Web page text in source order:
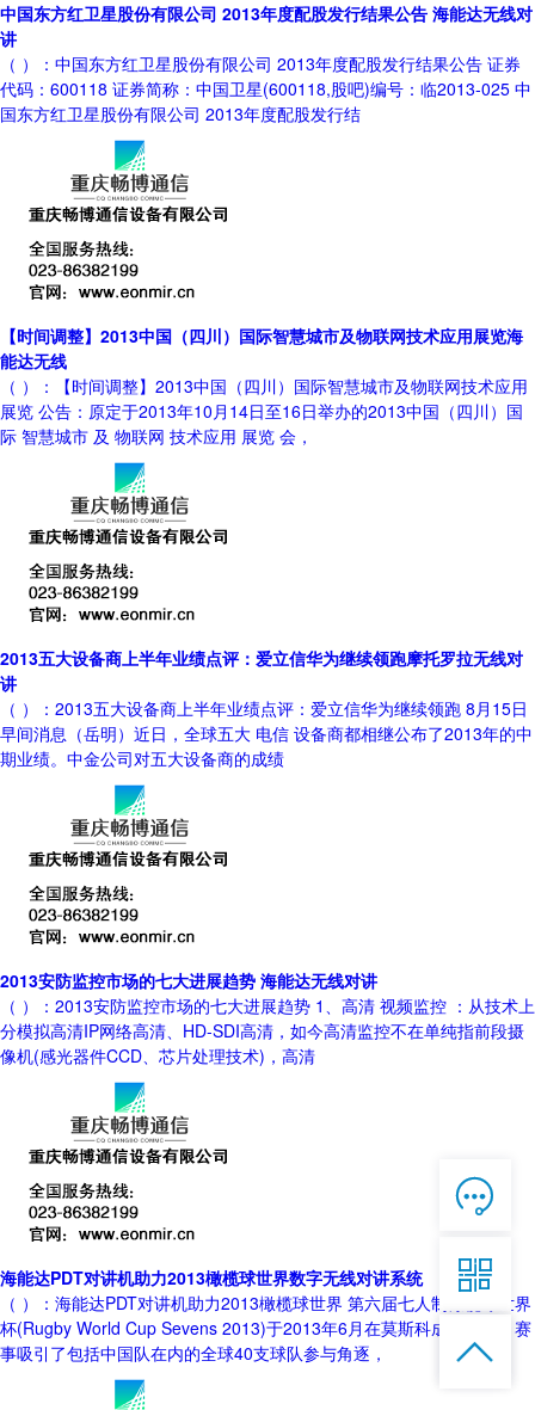
中国东方红卫星股份有限公司 2013年度配股发行结果公告 海能达无线对
讲
（ ）：中国东方红卫星股份有限公司 2013年度配股发行结果公告 证券
代码：600118 证券简称：中国卫星(600118,股吧)编号：临2013-025 中
国东方红卫星股份有限公司 2013年度配股发行结
【时间调整】2013中国（四川）国际智慧城市及物联网技术应用展览海
能达无线
（ ）：【时间调整】2013中国（四川）国际智慧城市及物联网技术应用
展览 公告：原定于2013年10月14日至16日举办的2013中国（四川）国
际 智慧城市 及 物联网 技术应用 展览 会，
2013五大设备商上半年业绩点评：爱立信华为继续领跑摩托罗拉无线对
讲
（ ）：2013五大设备商上半年业绩点评：爱立信华为继续领跑 8月15日
早间消息（岳明）近日，全球五大 电信 设备商都相继公布了2013年的中
期业绩。中金公司对五大设备商的成绩
2013安防监控市场的七大进展趋势 海能达无线对讲
（ ）：2013安防监控市场的七大进展趋势 1、高清 视频监控 ：从技术上
分模拟高清IP网络高清、HD-SDI高清，如今高清监控不在单纯指前段摄
像机(感光器件CCD、芯片处理技术)，高清
海能达PDT对讲机助力2013橄榄球世界数字无线对讲系统
（ ）：海能达PDT对讲机助力2013橄榄球世界 第六届七人制橄榄球世界
杯(Rugby World Cup Sevens 2013)于2013年6月在莫斯科成功降幕。赛
事吸引了包括中国队在内的全球40支球队参与角逐，

 7*12 QQ在线，服务咨询

服务热线
恭候聆听，023-86382199手机直接点击
拨打

